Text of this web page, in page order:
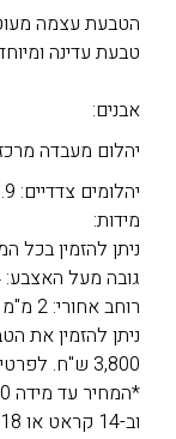
הטבעת עצמה
טבעת עדינה
אבנים:
יהלום מעבדה מרכזי: 0.3
יהלומים צדדיים: 0.9 קראט משקל כולל
מידות:
ניתן להזמין בכל
גובה מעל האצבע: 4 מ"מ
רוחב אחורי: 2 מ"מ
3,800 ש"ח. לפרטים תפנו אלינו
וב-14 קראט או 18 קראט.